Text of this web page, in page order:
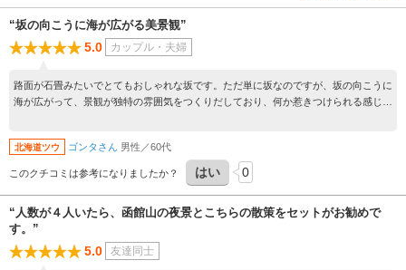
“坂の向こうに海が広がる美景観”
5.0 カップル・夫婦
路面が石畳みたいでとてもおしゃれな坂です。ただ単に坂なのですが、坂の向こうに
海が広がって、景観が独特の雰囲気をつくりだしており、何か惹きつけられる感じで
北海道ツウ ゴンタさん 男性／60代
このクチコミは参考になりましたか？ はい 0
“人数が４人いたら、函館山の夜景とこちらの散策をセットがお勧めで
す。”
5.0 友達同士